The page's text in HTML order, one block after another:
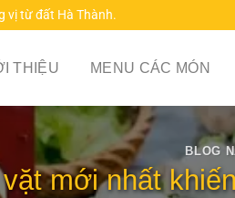
vị từ đất Hà Thành.
THIỆU MENU CÁC MÓN
BLOG
mới nhất